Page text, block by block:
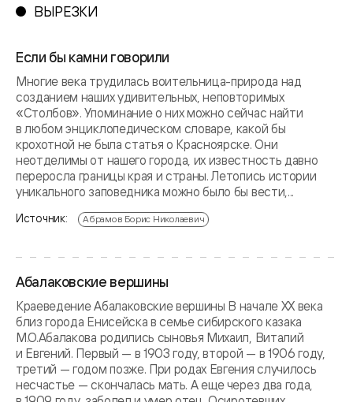
ВЫРЕЗКИ
Если бы камни говорили
Многие века трудилась воительница-природа над
созданием наших удивительных, неповторимых
«Столбов». Упоминание о них можно сейчас найти
в любом энциклопедическом словаре, какой бы
крохотной не была статья о Красноярске. Они
неотделимы от нашего города, их известность давно
переросла границы края и страны. Летопись истории
уникального заповедника можно было бы вести,...
Источник: Абрамов Борис Николаевич
Абалаковские вершины
Краеведение Абалаковские вершины В начале XX века
близ города Енисейска в семье сибирского казака
М.О.Абалакова родились сыновья Михаил, Виталий
и Евгений. Первый — в 1903 году, второй — в 1906 году,
третий — годом позже. При родах Евгения случилось
несчастье — скончалась мать. А еще через два года,